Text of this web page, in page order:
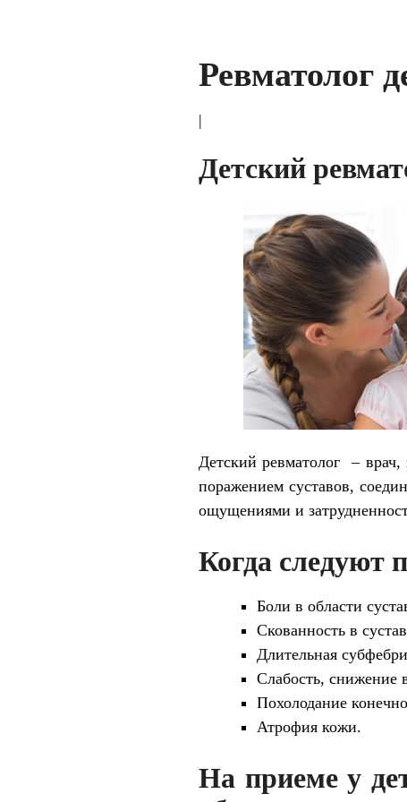
Ревматолог
|
Детский
Детский ревматолог –
поражением суставов,
ощущениями и
Когда следуют
Боли в области
Скованность в
Длительная
Слабость, снижение
Похолодание
Атрофия кожи.
На приеме у